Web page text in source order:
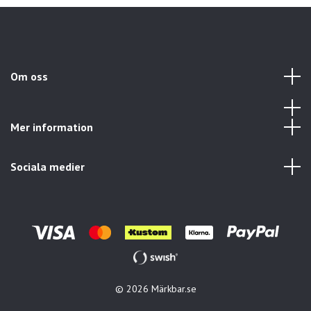
Om oss
Mer information
Sociala medier
© 2026 Märkbar.se